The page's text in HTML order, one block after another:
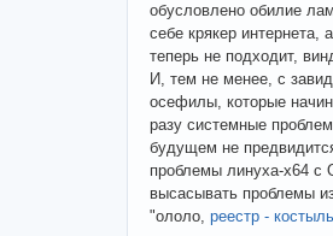
обусловлено обилие
себе крякер интернета,
теперь не подходит,
И, тем не менее, с
осефилы, которые
разу системные
будущем не
проблемы линуха-x64 с
высасывать проблемы
"ололо, реестр - костыль